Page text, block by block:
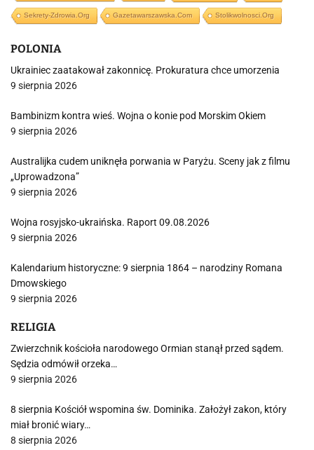
Sekrety-Zdrowia.org Gazetawarszawska.com Stolikwolnosci.org
POLONIA
Ukrainiec zaatakował zakonnicę. Prokuratura chce umorzenia
9 sierpnia 2026
Bambinizm kontra wieś. Wojna o konie pod Morskim Okiem
9 sierpnia 2026
Australijka cudem uniknęła porwania w Paryżu. Sceny jak z filmu
„Uprowadzona”
9 sierpnia 2026
Wojna rosyjsko-ukraińska. Raport 09.08.2026
9 sierpnia 2026
Kalendarium historyczne: 9 sierpnia 1864 – narodziny Romana
Dmowskiego
9 sierpnia 2026
RELIGIA
Zwierzchnik kościoła narodowego Ormian stanął przed sądem.
Sędzia odmówił orzeka…
9 sierpnia 2026
8 sierpnia Kościół wspomina św. Dominika. Założył zakon, który
miał bronić wiary…
8 sierpnia 2026